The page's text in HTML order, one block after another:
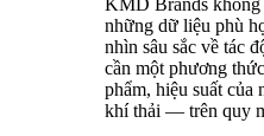
KMD Brands
những dữ liệu phù
nhìn sâu sắc về tác
cần một phương
phẩm, hiệu suất của
khí thải — trên quy